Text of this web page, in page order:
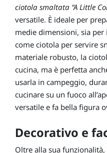
ciotola smaltata “A Little
versatile. È ideale per
medie dimensioni, sia per
come ciotola per servire
materiale robusto, la
cucina, ma è perfetta
usarla in campeggio,
cucinare su un fuoco
versatile e fa bella figura
Decorativo e
Oltre alla sua funzionalità,